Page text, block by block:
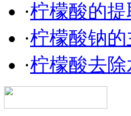
·柠檬酸的
·柠檬酸钠
·柠檬酸去